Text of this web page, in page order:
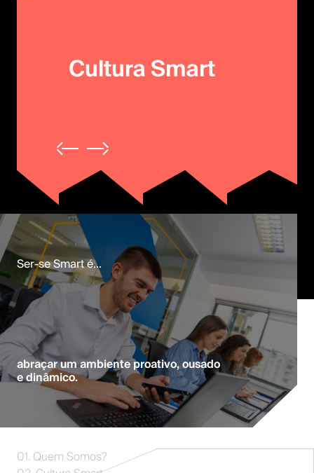
Cultura Smart
Ser-se Smart é...
abraçar um ambiente proativo, ousado
e dinâmico.
01. Quem Somos?